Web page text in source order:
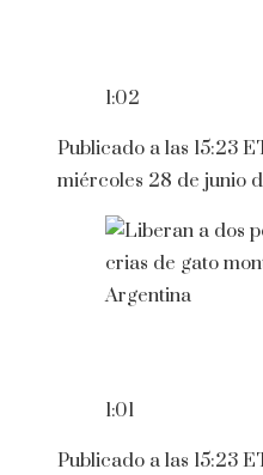
1:02
Publicado a las 15:23
miércoles 28 de junio
1:01
Publicado a las 15:23